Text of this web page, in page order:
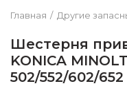
Главная Другие
Шестерня
KONICA
502/552/602/